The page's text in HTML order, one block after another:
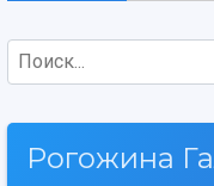
Поиск...
Рогожина